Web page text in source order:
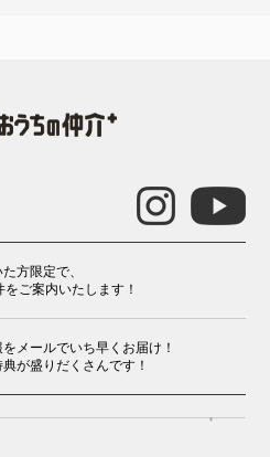
方限定で、
ご案内いたします！
メールでいち早くお届け！
が盛りだくさんです！